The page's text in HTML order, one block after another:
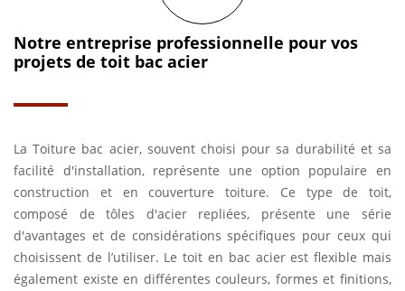
Notre entreprise professionnelle pour vos
projets de toit bac acier
La Toiture bac acier, souvent choisi pour sa durabilité et sa
facilité d'installation, représente une option populaire en
construction et en couverture toiture. Ce type de toit,
composé de tôles d'acier repliées, présente une série
d'avantages et de considérations spécifiques pour ceux qui
choisissent de l’utiliser. Le toit en bac acier est flexible mais
également existe en différentes couleurs, formes et finitions,